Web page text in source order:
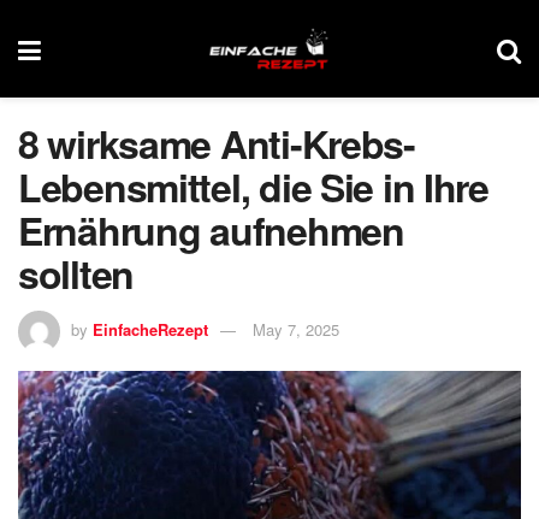
8 wirksame Anti-Krebs-
Lebensmittel, die Sie in Ihre
Ernährung aufnehmen
sollten
by EinfacheRezept May 7, 2025